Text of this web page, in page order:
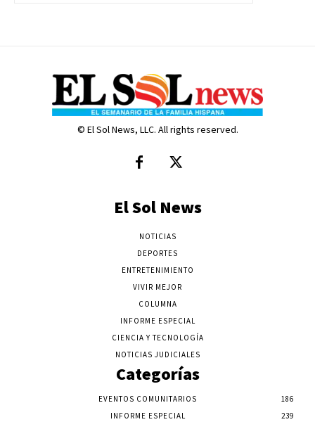
© El Sol News, LLC. All rights reserved.
El Sol News
NOTICIAS
DEPORTES
ENTRETENIMIENTO
VIVIR MEJOR
COLUMNA
INFORME ESPECIAL
CIENCIA Y TECNOLOGÍA
NOTICIAS JUDICIALES
Categorías
EVENTOS COMUNITARIOS
186
INFORME ESPECIAL
239